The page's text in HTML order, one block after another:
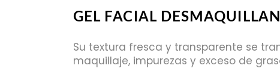
GEL FACIAL
Su textura fresca y transparente se
maquillaje, impurezas y exceso de